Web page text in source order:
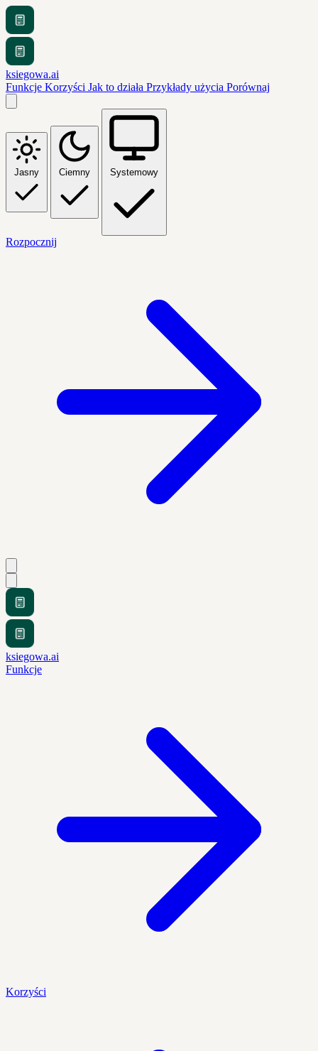
ksiegowa.ai
Funkcje Korzyści Jak to działa Przykłady użycia Porównaj
Jasny Ciemny Systemowy
Rozpocznij
ksiegowa.ai
Funkcje
Korzyści